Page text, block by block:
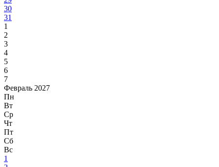
30
31
1
2
3
4
5
6
7
Февраль 2027
Пн
Вт
Ср
Чт
Пт
Сб
Вс
1